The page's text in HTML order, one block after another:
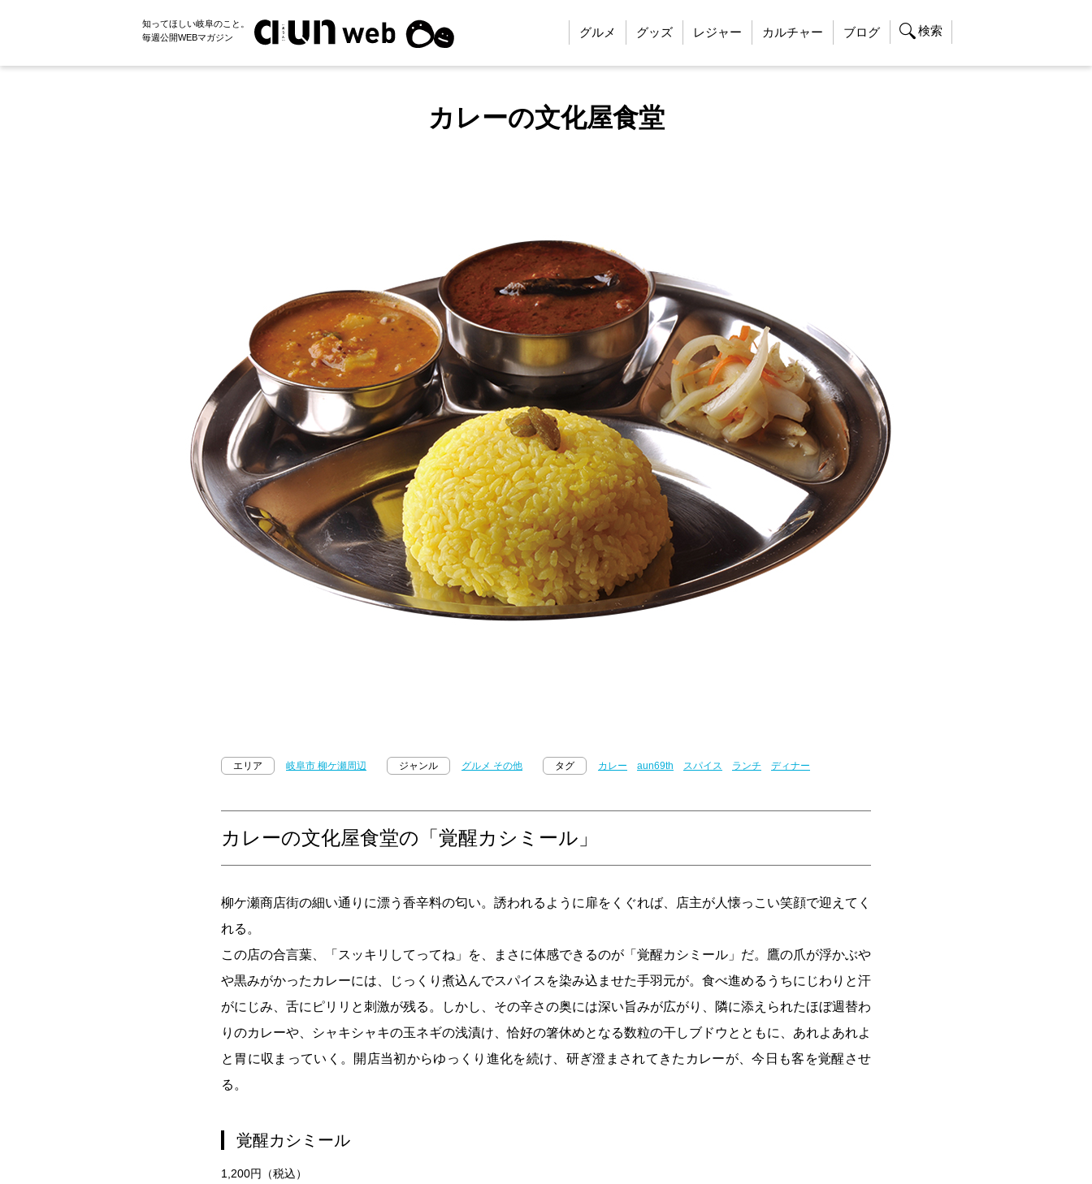
知ってほしい岐阜のこと。
毎週公開WEBマガジン
グルメ グッズ レジャー カルチャー ブログ 検索
カレーの文化屋食堂
エリア 岐阜市 柳ケ瀬周辺 ジャンル グルメ その他 タグ カレー aun69th スパイス ランチ ディナー
カレーの文化屋食堂の「覚醒カシミール」
柳ケ瀬商店街の細い通りに漂う香辛料の匂い。誘われるように扉をくぐれば、店主が人懐っこい笑顔で迎えてく
れる。
この店の合言葉、「スッキリしてってね」を、まさに体感できるのが「覚醒カシミール」だ。鷹の爪が浮かぶや
や黒みがかったカレーには、じっくり煮込んでスパイスを染み込ませた手羽元が。食べ進めるうちにじわりと汗
がにじみ、舌にピリリと刺激が残る。しかし、その辛さの奥には深い旨みが広がり、隣に添えられたほぼ週替わ
りのカレーや、シャキシャキの玉ネギの浅漬け、恰好の箸休めとなる数粒の干しブドウとともに、あれよあれよ
と胃に収まっていく。開店当初からゆっくり進化を続け、研ぎ澄まされてきたカレーが、今日も客を覚醒させ
る。
覚醒カシミール
1,200円（税込）